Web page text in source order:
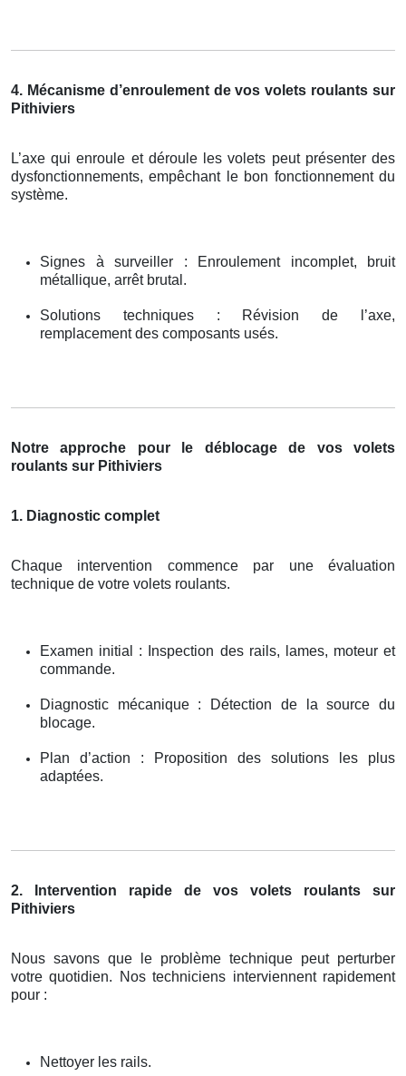
4. Mécanisme d’enroulement de vos volets roulants sur
Pithiviers
L’axe qui enroule et déroule les volets peut présenter des
dysfonctionnements, empêchant le bon fonctionnement du
système.
Signes à surveiller : Enroulement incomplet, bruit
métallique, arrêt brutal.
Solutions techniques : Révision de l’axe,
remplacement des composants usés.
Notre approche pour le déblocage de vos volets
roulants sur Pithiviers
1. Diagnostic complet
Chaque intervention commence par une évaluation
technique de votre volets roulants.
Examen initial : Inspection des rails, lames, moteur et
commande.
Diagnostic mécanique : Détection de la source du
blocage.
Plan d’action : Proposition des solutions les plus
adaptées.
2. Intervention rapide de vos volets roulants sur
Pithiviers
Nous savons que le problème technique peut perturber
votre quotidien. Nos techniciens interviennent rapidement
pour :
Nettoyer les rails.